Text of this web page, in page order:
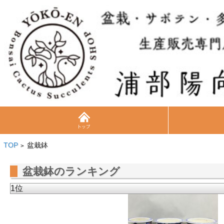
TOP > 盆栽鉢
盆栽鉢のランキング
1位